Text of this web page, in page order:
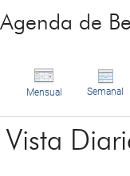
Agenda de
Mensual Semanal
Vista